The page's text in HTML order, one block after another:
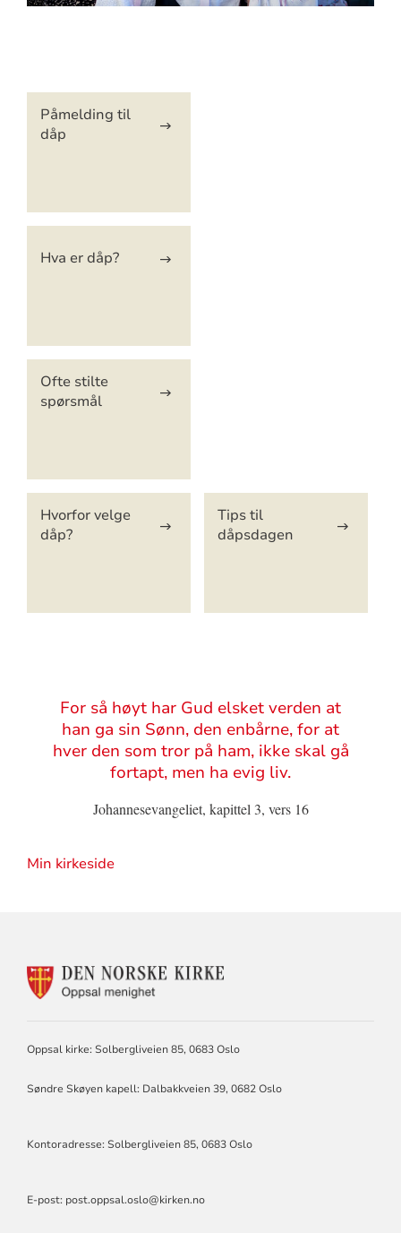
Artikkelsnarveger
Påmelding til
dåp
Hva er dåp?
Ofte stilte
spørsmål
Hvorfor velge
dåp?
Tips til
dåpsdagen
Sitat
For så høyt har Gud elsket verden at
han ga sin Sønn, den enbårne, for at
hver den som tror på ham, ikke skal gå
fortapt, men ha evig liv.
Johannesevangeliet, kapittel 3, vers 16
Min kirkeside
KONTAKTINFORMASJON
Oppsal kirke: Solbergliveien 85, 0683 Oslo
Søndre Skøyen kapell: Dalbakkveien39, 0682 Oslo
Kontoradresse: Solbergliveien 85, 0683 Oslo
E-post: post.oppsal.oslo@kirken.no